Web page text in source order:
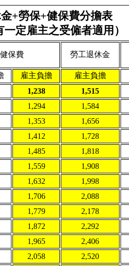
+勞保+健保費分擔表
定雇主之受僱者適用）
健保費 勞工退休金
雇主負擔 雇主負擔
1,238 1,515
1,294 1,584
1,353 1,656
1,412 1,728
1,485 1,818
1,559 1,908
1,632 1,998
1,706 2,088
1,779 2,178
1,872 2,292
1,965 2,406
2,058 2,520